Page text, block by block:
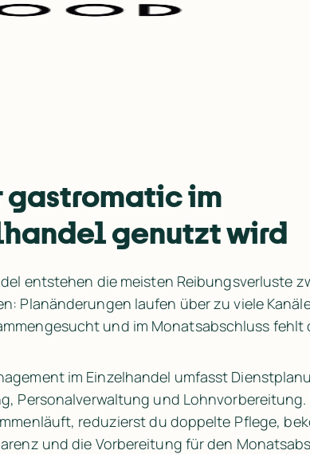
gastromatic im
genutzt wird
entstehen die meisten Reibungsverluste
Planänderungen laufen über zu viele
und im Monatsabschluss fehlt
im Einzelhandel umfasst
Personalverwaltung und Lohnvorbereitung.
reduzierst du doppelte Pflege,
und die Vorbereitung für den